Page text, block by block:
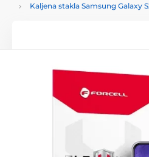
Kaljena stakla Samsung Galaxy